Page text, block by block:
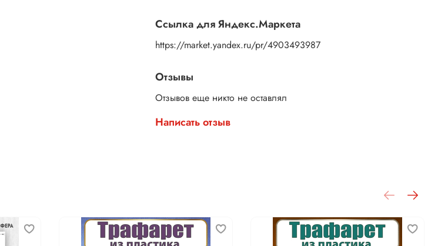
Ссылка для Яндекс.Маркета
https://market.yandex.ru/pr/4903493987
Отзывы
Отзывов еще никто не оставлял
Написать отзыв